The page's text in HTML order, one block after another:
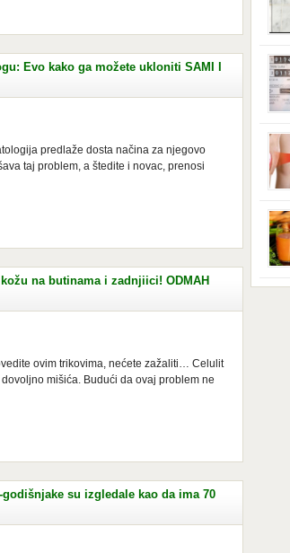
Evo kako ga možete ukloniti SAMI I
predlaže dosta načina za njegovo
taj problem, a štedite i novac, prenosi
na butinama i zadnjiici! ODMAH
ovim trikovima, nećete zažaliti… Celulit
mišića. Budući da ovaj problem ne
godišnjake su izgledale kao da ima 70
se
je